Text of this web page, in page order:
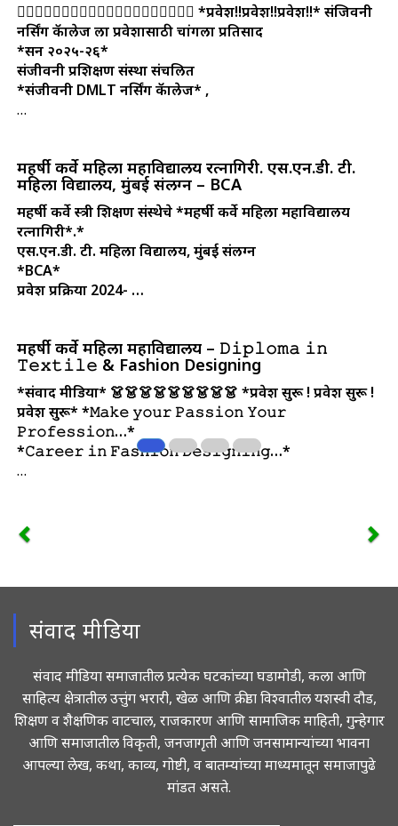
👩‍⚕👩‍⚕👩‍⚕👩‍⚕👩‍⚕👩‍⚕👩‍⚕👩‍⚕👩‍⚕👩‍⚕ *प्रवेश!!प्रवेश!!प्रवेश!!*संजिवनी
नर्सिंग कॅालेज ला प्रवेशासाठी चांगला प्रतिसाद
*सन २०२५-२६*
संजीवनी प्रशिक्षण संस्था संचलित
*संजीवनी DMLT नर्सिंग कॅालेज* ,
…
महर्षी कर्वे महिला महाविद्यालय रत्नागिरी. एस.एन.डी. टी.
महिला विद्यालय, मुंबई संलग्न – BCA
महर्षी कर्वे स्त्री शिक्षण संस्थेचे*महर्षी कर्वे महिला महाविद्यालय
रत्नागिरी*.*
एस.एन.डी. टी. महिला विद्यालय, मुंबई संलग्न
*BCA*
प्रवेश प्रक्रिया 2024- …
महर्षी कर्वे महिला महाविद्यालय – 𝙳𝚒𝚙𝚕𝚘𝚖𝚊 𝚒𝚗
𝚃𝚎𝚡𝚝𝚒𝚕𝚎 & Fashion Designing
*संवाद मीडिया* 👗👗👗👗👗👗👗👗👗 *प्रवेश सुरू ! प्रवेश सुरू !
प्रवेश सुरू**𝙼𝚊𝚔𝚎 𝚢𝚘𝚞𝚛 𝙿𝚊𝚜𝚜𝚒𝚘𝚗 𝚈𝚘𝚞𝚛
𝙿𝚛𝚘𝚏𝚎𝚜𝚜𝚒𝚘𝚗…*
*𝙲𝚊𝚛𝚎𝚎𝚛 𝚒𝚗 𝙵𝚊𝚜𝚑𝚒𝚘𝚗 𝙳𝚎𝚜𝚒𝚐𝚗𝚒𝚗𝚐…*
…
संवाद मीडिया
संवाद मीडिया समाजातील प्रत्येक घटकांच्या घडामोडी, कला आणि
साहित्य क्षेत्रातील उत्तुंग भरारी, खेळ आणि क्रीडा विश्वातील यशस्वी दौड,
शिक्षण व शैक्षणिक वाटचाल, राजकारण आणि सामाजिक माहिती, गुन्हेगार
आणि समाजातील विकृती, जनजागृती आणि जनसामान्यांच्या भावना
आपल्या लेख, कथा, काव्य, गोष्टी, व बातम्यांच्या माध्यमातून समाजापुढे
मांडत असते.